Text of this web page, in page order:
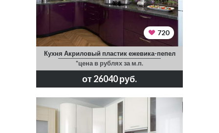
720
Кухня Акриловый пластик ежевика-пепел
*цена в рублях за м.п.
от 26040 руб.